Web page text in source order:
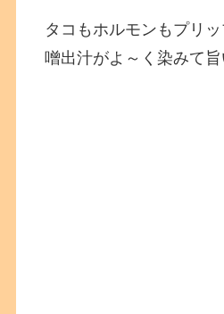
タコもホルモンもプリ
噌出汁がよ～く染みて旨